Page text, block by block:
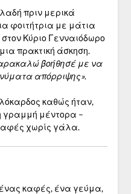
πριν μερικά
φοιτήτρια με μάτια
Κύριο Γενναιόδωρο
πρακτική άσκηση.
βοήθησέ με να
απόρριψης».
καθώς ήταν,
γραμμή μέντορα –
χωρίς γάλα.
ένας καφές, ένα γεύμα,